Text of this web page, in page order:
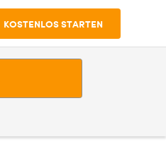
KOSTENLOS STARTEN